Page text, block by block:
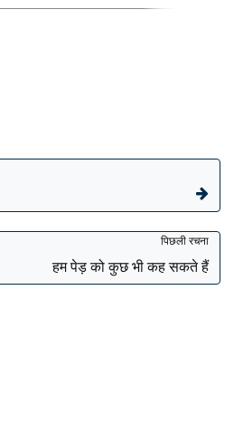
पिछली रचना
हम पेड़ को कुछ भी कह सकते हैं